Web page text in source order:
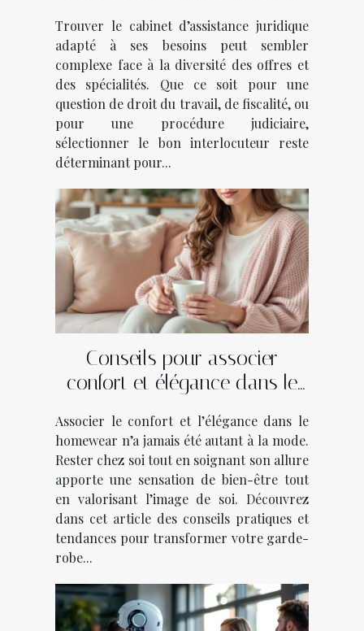
Trouver le cabinet d’assistance juridique
adapté à ses besoins peut sembler
complexe face à la diversité des offres et
des spécialités. Que ce soit pour une
question de droit du travail, de fiscalité, ou
pour une procédure judiciaire,
sélectionner le bon interlocuteur reste
déterminant pour...
Conseils pour associer
confort et élégance dans le
Associer le confort et l’élégance dans le
homewear n’a jamais été autant à la mode.
Rester chez soi tout en soignant son allure
apporte une sensation de bien-être tout
en valorisant l’image de soi. Découvrez
dans cet article des conseils pratiques et
tendances pour transformer votre garde-
robe...